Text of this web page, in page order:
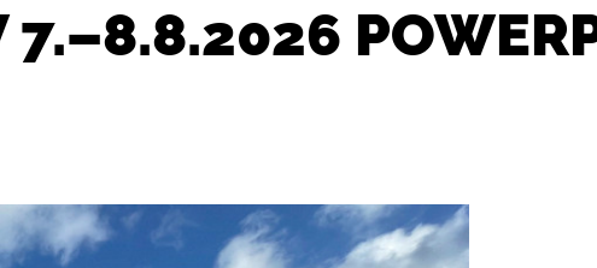
7.–8.8.2026